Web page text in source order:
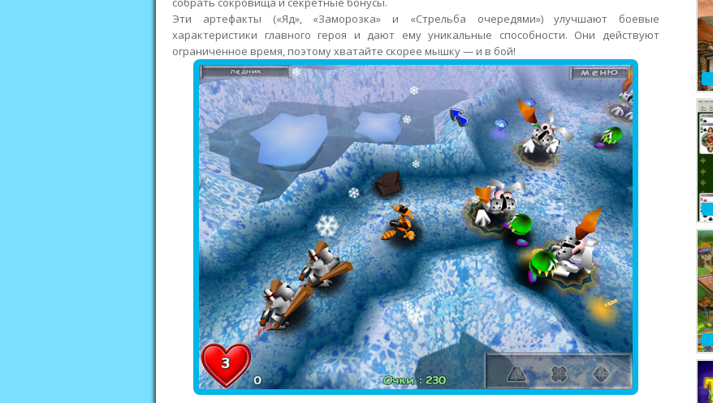
Эти артефакты («Яд», «Заморозка» и «Стрельба очередями») улучшают боевые
характеристики главного героя и дают ему уникальные способности. Они действуют
ограниченное время, поэтому хватайте скорее мышку — и в бой!